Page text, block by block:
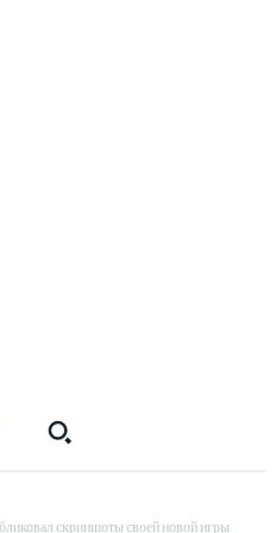
скриншоты своей новой игры